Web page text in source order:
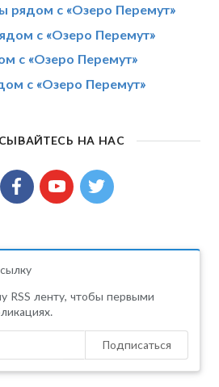
рядом с «Озеро Перемут»
с «Озеро Перемут»
с «Озеро Перемут»
с «Озеро Перемут»
НА НАС
RSS ленту, чтобы первыми
Подписаться